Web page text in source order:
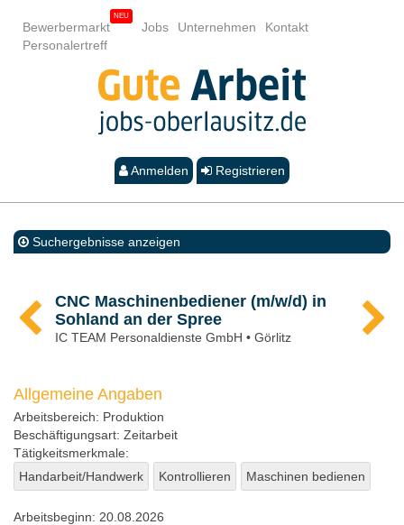
Bewerbermarkt Jobs Unternehmen
Kontakt
Personalertreff
Anmelden Registrieren
Suchergebnisse anzeigen
CNC Maschinenbediener (m/w/d) in
Sohland an der Spree
IC TEAM Personaldienste GmbH • Görlitz
Allgemeine Angaben
Arbeitsbereich: Produktion
Beschäftigungsart: Zeitarbeit
Tätigkeitsmerkmale:
Handarbeit/Handwerk
Kontrollieren Maschinen bedienen
Arbeitsbeginn: 20.08.2026